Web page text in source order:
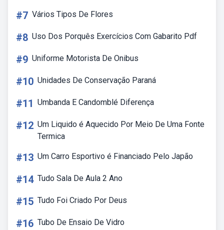
#7 Vários Tipos De Flores
#8 Uso Dos Porquês Exercícios Com Gabarito Pdf
#9 Uniforme Motorista De Onibus
#10 Unidades De Conservação Paraná
#11 Umbanda E Candomblé Diferença
#12 Um Liquido é Aquecido Por Meio De Uma Fonte
Termica
#13 Um Carro Esportivo é Financiado Pelo Japão
#14 Tudo Sala De Aula 2 Ano
#15 Tudo Foi Criado Por Deus
#16 Tubo De Ensaio De Vidro